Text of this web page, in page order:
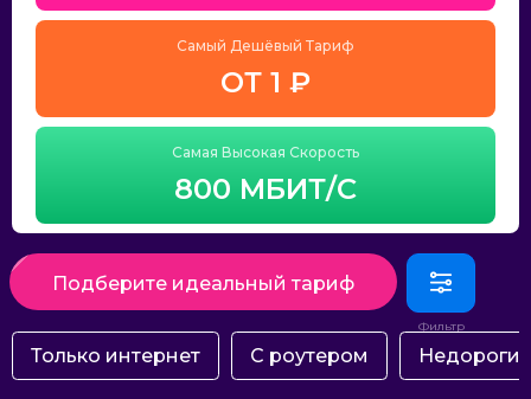
Самый Дешёвый Тариф
ОТ 1 ₽
Самая Высокая Скорость
800 МБИТ/С
Подберите идеальный тариф
Только интернет С роутером Недорогие